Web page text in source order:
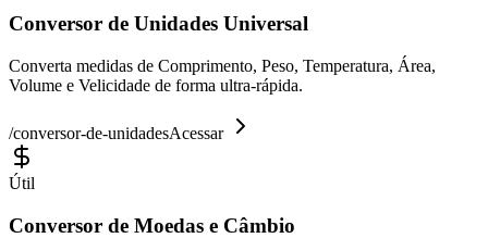
Conversor de Unidades Universal
Converta medidas de Comprimento, Peso, Temperatura, Área,
Volume e Velicidade de forma ultra-rápida.
/conversor-de-unidadesAcessar
Útil
Conversor de Moedas e Câmbio